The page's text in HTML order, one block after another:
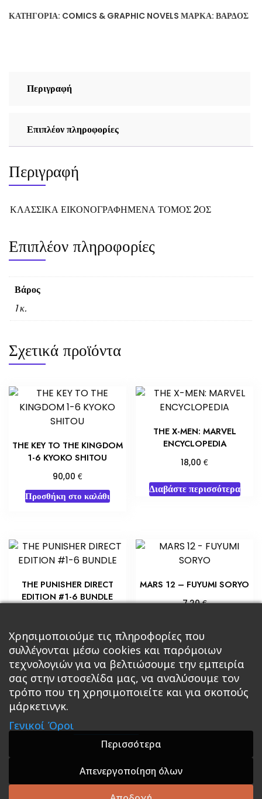
ποσότητα
ΚΑΤΗΓΟΡΊΑ: COMICS & GRAPHIC NOVELS ΜΆΡΚΑ: ΒΆΡΔΟΣ
Περιγραφή
Επιπλέον πληροφορίες
Περιγραφή
ΚΛΑΣΣΙΚΑ ΕΙΚΟΝΟΓΡΑΦΗΜΕΝΑ ΤΟΜΟΣ 2ΟΣ
Επιπλέον πληροφορίες
Βάρος
1 κ.
Σχετικά προϊόντα
THE KEY TO THE KINGDOM
1-6 KYOKO SHITOU
90,00 €
Προσθήκη στο καλάθι
THE X-MEN: MARVEL
ENCYCLOPEDIA
18,00€
Διαβάστε περισσότερα
THE PUNISHER DIRECT
EDITION #1-6 BUNDLE
Προσθήκη στο καλάθι
MARS 12 – FUYUMI SORYO
7,20€
Κεντρική Βιβλία
Roleplaying Games Ψυχαγωγία Εκδόσεις Βάρδος
Σε Προσφορά
A theme by GradientThemes - A theme by Gradient
Themes
Χρησιμοποιούμε τις πληροφορίες που
συλλέγονται μέσω cookies και παρόμοιων
τεχνολογιών για να βελτιώσουμε την εμπειρία
σας στην ιστοσελίδα μας, να αναλύσουμε τον
τρόπο που τη χρησιμοποιείτε και για σκοπούς
μάρκετινγκ.
Γενικοί Όροι
Περισσότερα
Απενεργοποίηση όλων